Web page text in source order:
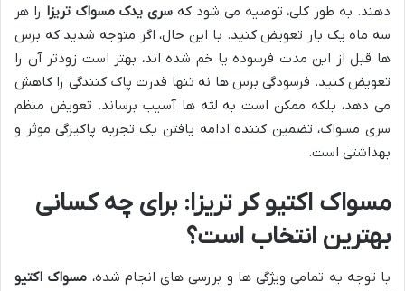
دهند. به طور کلی، توصیه می شود که سری یدک مسواک تریزا را هر
سه ماه یک بار تعویض کنید. با این حال، اگر متوجه شدید که برس
ها قبل از این مدت فرسوده یا خم شده اند، بهتر است زودتر آن را
تعویض کنید. فرسودگی برس ها نه تنها قدرت پاک کنندگی را کاهش
می دهد، بلکه ممکن است به لثه ها آسیب برساند. تعویض منظم
سری مسواک، تضمین کننده ادامه یافتن یک تجربه پاکیزگی موثر و
بهداشتی است.
مسواک اکتیو کر تریزا: برای چه کسانی
بهترین انتخاب است؟
با توجه به تمامی ویژگی ها و بررسی های انجام شده، مسواک اکتیو